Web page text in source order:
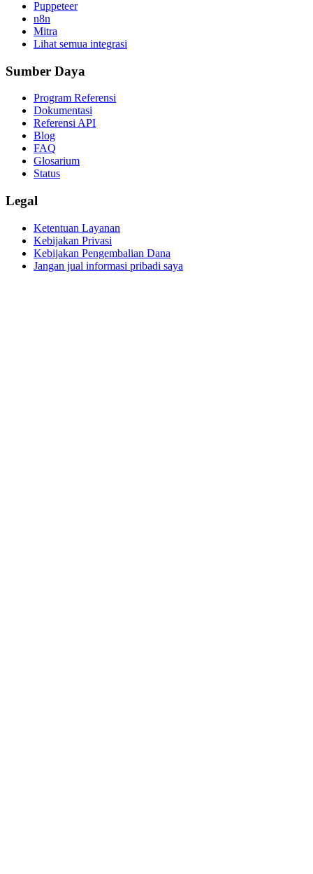
Puppeteer
n8n
Mitra
Lihat semua integrasi
Sumber Daya
Program Referensi
Dokumentasi
Referensi API
Blog
FAQ
Glosarium
Status
Legal
Ketentuan Layanan
Kebijakan Privasi
Kebijakan Pengembalian Dana
Jangan jual informasi pribadi saya